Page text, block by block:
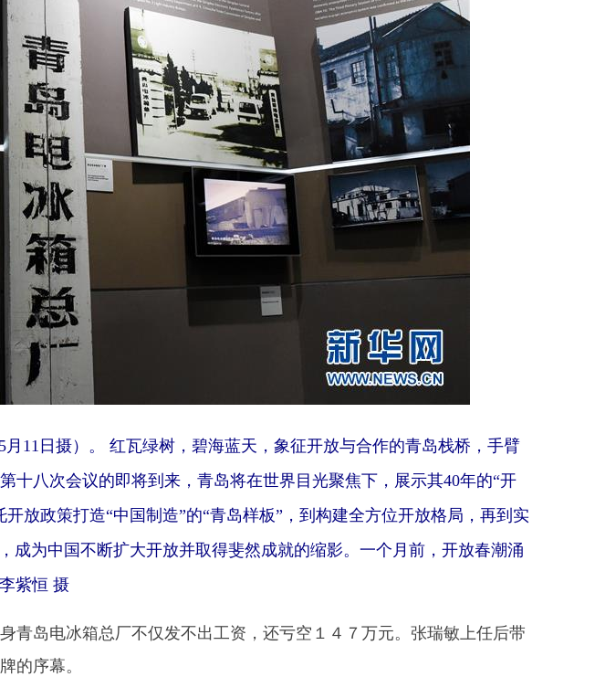
日摄）。 红瓦绿树，碧海蓝天，象征开放与合作的青岛栈桥，手臂
十八次会议的即将到来，青岛将在世界目光聚焦下，展示其40年的“开
放政策打造“中国制造”的“青岛样板”，到构建全方位开放格局，再到实
成为中国不断扩大开放并取得斐然成就的缩影。一个月前，开放春潮涌
紫恒 摄
岛电冰箱总厂不仅发不出工资，还亏空１４７万元。张瑞敏上任后带
的序幕。